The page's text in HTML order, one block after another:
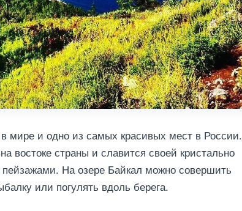
мире и одно из самых красивых мест в России.
востоке страны и славится своей кристально
На озере Байкал можно совершить
или погулять вдоль берега.